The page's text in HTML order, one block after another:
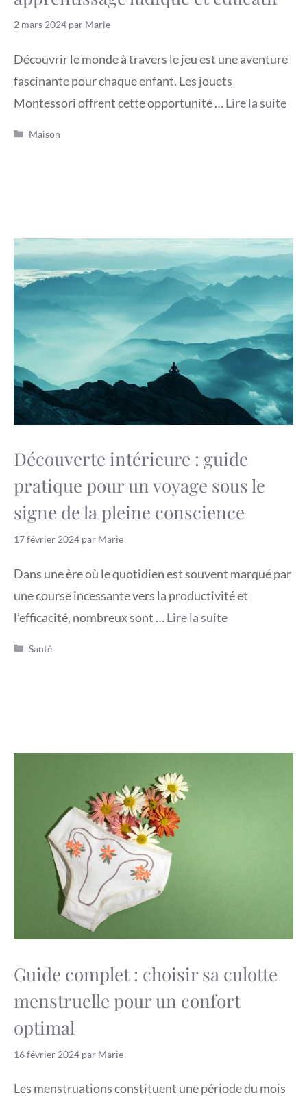
2 mars 2024 par Marie
Découvrir le monde à travers le jeu est une aventure
fascinante pour chaque enfant. Les jouets
Montessori offrent cette opportunité …Lire la suite
Catégories
Maison
Découverte intérieure : guide
pratique pour un voyage sous le
signe de la pleine conscience
17 février 2024 par Marie
Dans une ère où le quotidien est souvent marqué par
une course incessante vers la productivité et
l’efficacité, nombreux sont …Lire la suite
Catégories
Santé
Guide complet : choisir sa culotte
menstruelle pour un confort
optimal
16 février 2024 par Marie
Les menstruations constituent une période du mois